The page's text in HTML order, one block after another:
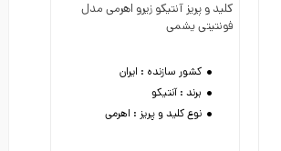
دوست داشتن
کلید و پریز آنتیکو زیرو اهرمی مدل
فونتیتی یشمی
کشور سازنده : ایران
برند : آنتیکو
نوع کلید و پریز : اهرمی